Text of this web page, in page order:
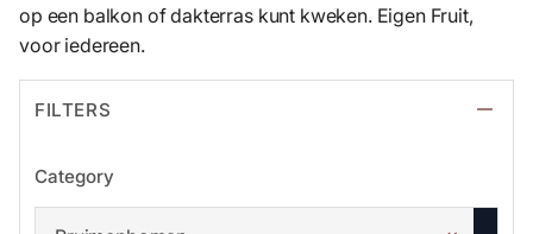
op een balkon of dakterras kunt kweken. Eigen Fruit,
voor iedereen.
FILTERS
Category